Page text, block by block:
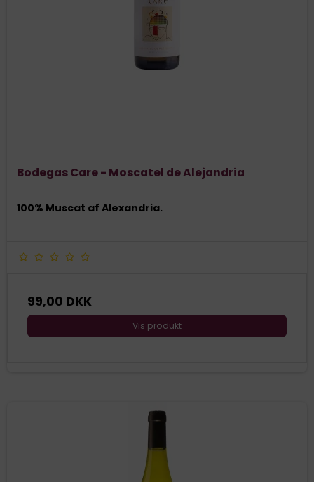
Bodegas Care - Moscatel de Alejandria
100% Muscat af Alexandria.
99,00 DKK
Vis produkt